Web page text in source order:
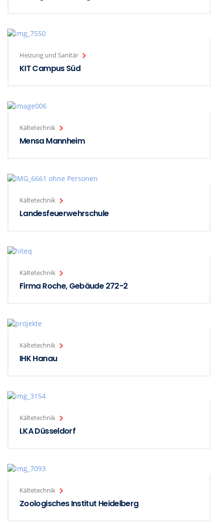
Heizung und Sanitär
KIT Campus Süd
Kältetechnik
Mensa Mannheim
Kältetechnik
Landesfeuerwehrschule
Kältetechnik
Firma Roche, Gebäude 272-2
Kältetechnik
IHK Hanau
Kältetechnik
LKA Düsseldorf
Kältetechnik
Zoologisches Institut Heidelberg